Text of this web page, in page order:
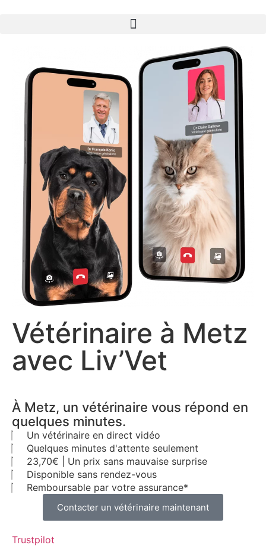
À Metz, un vétérinaire vous répond en
quelques minutes.
Un vétérinaire en direct vidéo
Quelques minutes d'attente seulement
23,70€ | Un prix sans mauvaise surprise
Disponible sans rendez-vous
Remboursable par votre assurance*
Contacter un vétérinaire maintenant
Vétérinaire à Metz
avec Liv’Vet
Trustpilot